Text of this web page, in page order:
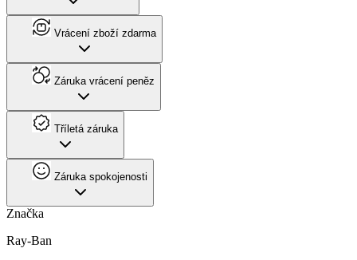
Vrácení zboží zdarma
Záruka vrácení peněz
Tříletá záruka
Záruka spokojenosti
Značka
Ray-Ban